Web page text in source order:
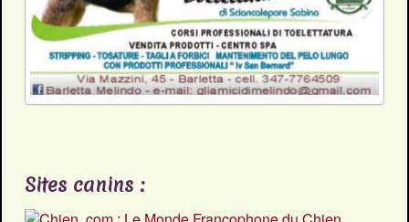
Sites canins :